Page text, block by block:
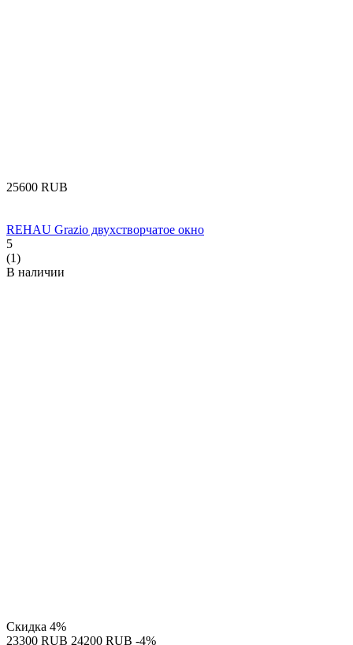
‍25600‍ RUB
REHAU Grazio двухстворчатое окно
5
(1)
В наличии
Скидка 4%
‍23300‍ RUB ‍24200‍ RUB -4%